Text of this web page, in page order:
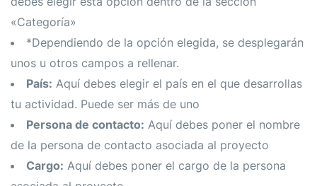
«Categoría»
*Dependiendo de la opción elegida, se desplegarán
unos u otros campos a rellenar.
País: Aquí debes elegir el país en el que desarrollas
tu actividad. Puede ser más de uno
Persona de contacto: Aquí debes poner el nombre
de la persona de contacto asociada al proyecto
Cargo: Aquí debes poner el cargo de la persona